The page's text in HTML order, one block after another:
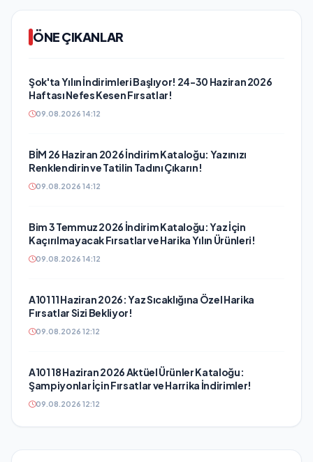
ÖNE ÇIKANLAR
Şok'ta Yılın İndirimleri Başlıyor! 24-30 Haziran 2026
Haftası Nefes Kesen Fırsatlar!
09.08.2026 14:12
BİM 26 Haziran 2026 İndirim Kataloğu: Yazınızı
Renklendirin ve Tatilin Tadını Çıkarın!
09.08.2026 14:12
Bim 3 Temmuz 2026 İndirim Kataloğu: Yaz İçin
Kaçırılmayacak Fırsatlar ve Harika Yılın Ürünleri!
09.08.2026 14:12
A101 11 Haziran 2026: Yaz Sıcaklığına Özel Harika
Fırsatlar Sizi Bekliyor!
09.08.2026 12:12
A101 18 Haziran 2026 Aktüel Ürünler Kataloğu:
Şampiyonlar İçin Fırsatlar ve Harrika İndirimler!
09.08.2026 12:12